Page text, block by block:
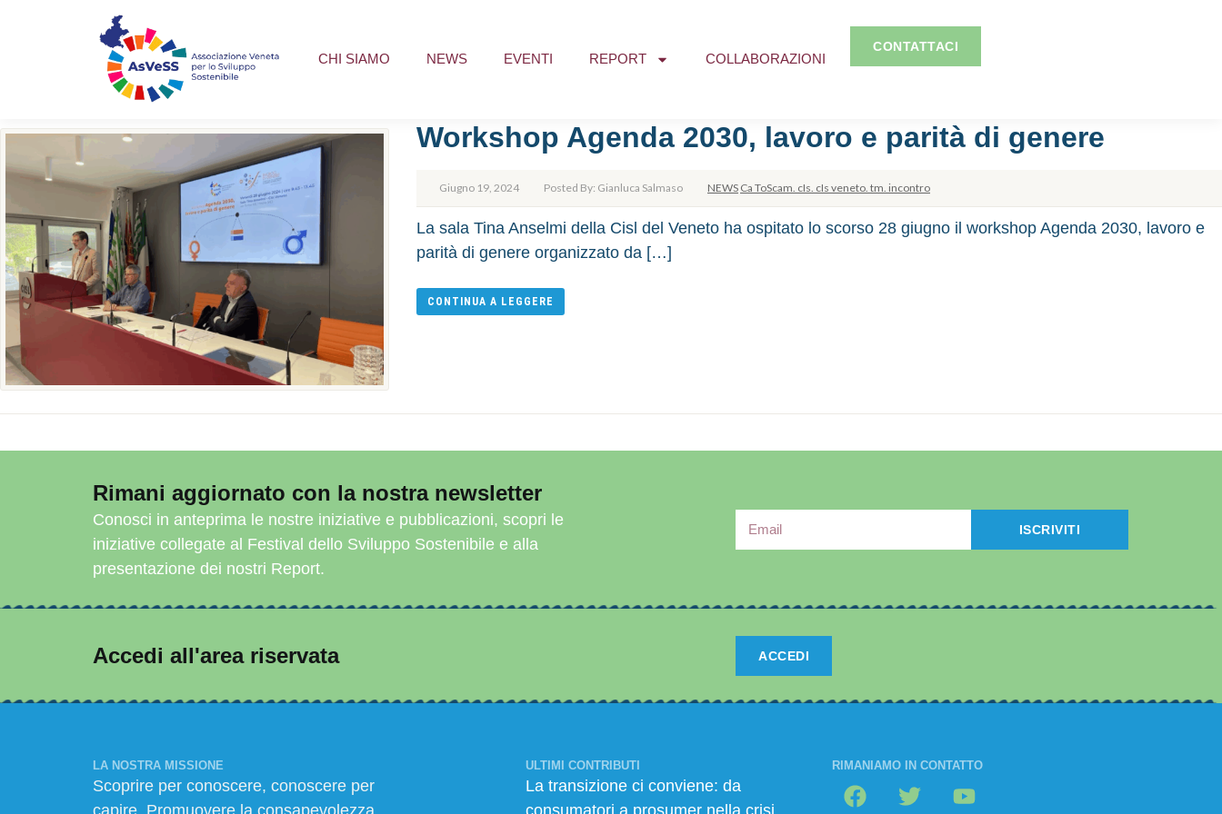
CHI SIAMO NEWS EVENTI REPORT COLLABORAZIONI
CONTATTACI
Workshop Agenda 2030, lavoro e parità di genere
Giugno 19, 2024 Posted By: Gianluca Salmaso NEWS Ca ToScam. cIs. cIs veneto. tm. incontro
La sala Tina Anselmi della Cisl del Veneto ha ospitato lo scorso 28 giugno il workshop Agenda 2030, lavoro e
parità di genere organizzato da […]
CONTINUA A LEGGERE
Rimani aggiornato con la nostra newsletter
Conosci in anteprima le nostre iniziative e pubblicazioni, scopri le
iniziative collegate al Festival dello Sviluppo Sostenibile e alla
presentazione dei nostri Report.
ISCRIVITI
Accedi all'area riservata ACCEDI
LA NOSTRA MISSIONE
Scoprire per conoscere, conoscere per
capire. Promuovere la consapevolezza
ULTIMI CONTRIBUTI
La transizione ci conviene: da
consumatori a prosumer nella crisi
RIMANIAMO IN CONTATTO